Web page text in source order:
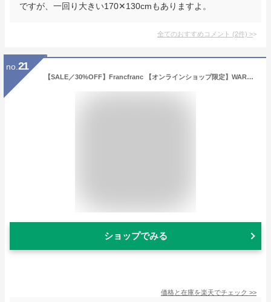
ですが、一回り大きい170✕130cmもありますよ。
全てのおすすめコメント (2件) >
no. 21
【SALE／30%OFF】Francfranc 【オンラインショップ限定】WARMY 中わた入りブランケット ダマスク ダブル グレー フランフラン インテリア・生活雑貨 ブランケット・ひざ掛け グレー【送料無料】
ショップでみる
価格と在庫を楽天でチェック >>